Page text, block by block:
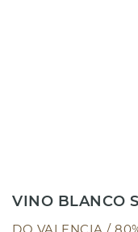
VINO BLANCO
DO VALENCIA /